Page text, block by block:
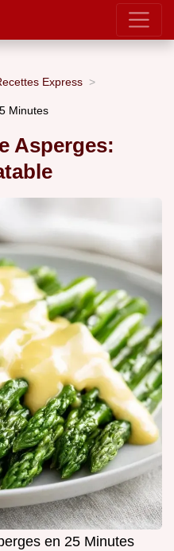
Express
Minutes
Asperges:
en 25 Minutes